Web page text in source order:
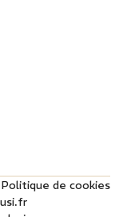
Politique de cookies